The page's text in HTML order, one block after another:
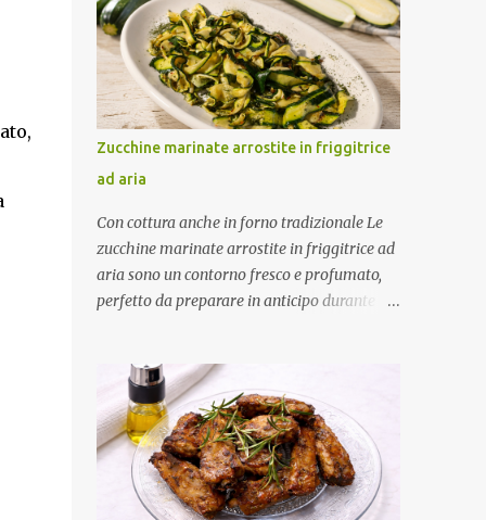
Zucchine marinate arrostite in friggitrice
ad aria
Con cottura anche in forno tradizionale Le
zucchine marinate arrostite in friggitrice ad
aria sono un contorno fresco e profumato,
perfetto da preparare in anticipo durante la
marinatura a base di olio extravergine di
oliva, aceto di mele, menta fresca, aglio e
peperoncino. Il riposo in frigorifero
permette alle zucchine di assorbire tutti gli
aromi, rendendole ancora più gustose.
Ottime da servire come contorno oppure